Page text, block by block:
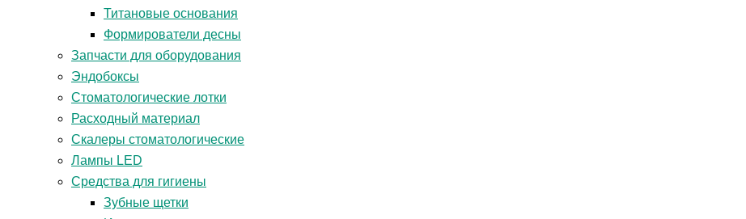
Титановые основания
Формирователи десны
Запчасти для оборудования
Эндобоксы
Стоматологические лотки
Расходный материал
Скалеры стоматологические
Лампы LED
Средства для гигиены
Зубные щетки